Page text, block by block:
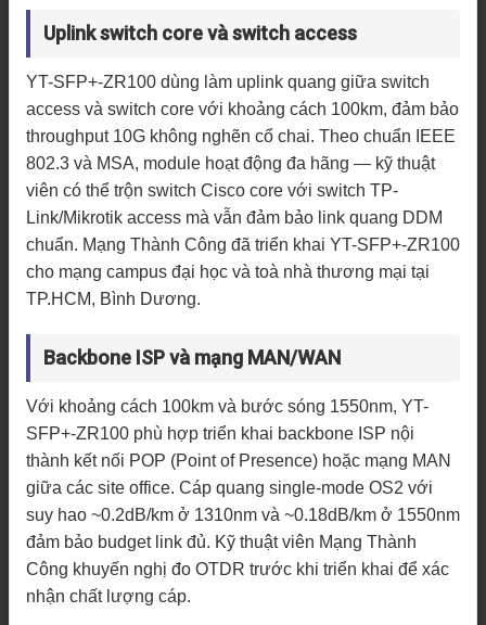
Uplink switch core và switch access
YT-SFP+-ZR100 dùng làm uplink quang giữa switch
access và switch core với khoảng cách 100km, đảm bảo
throughput 10G không nghẽn cổ chai. Theo chuẩn IEEE
802.3 và MSA, module hoạt động đa hãng — kỹ thuật
viên có thể trộn switch Cisco core với switch TP-
Link/Mikrotik access mà vẫn đảm bảo link quang DDM
chuẩn. Mạng Thành Công đã triển khai YT-SFP+-ZR100
cho mạng campus đại học và toà nhà thương mại tại
TP.HCM, Bình Dương.
Backbone ISP và mạng MAN/WAN
Với khoảng cách 100km và bước sóng 1550nm, YT-
SFP+-ZR100 phù hợp triển khai backbone ISP nội
thành kết nối POP (Point of Presence) hoặc mạng MAN
giữa các site office. Cáp quang single-mode OS2 với
suy hao ~0.2dB/km ở 1310nm và ~0.18dB/km ở 1550nm
đảm bảo budget link đủ. Kỹ thuật viên Mạng Thành
Công khuyến nghị đo OTDR trước khi triển khai để xác
nhận chất lượng cáp.